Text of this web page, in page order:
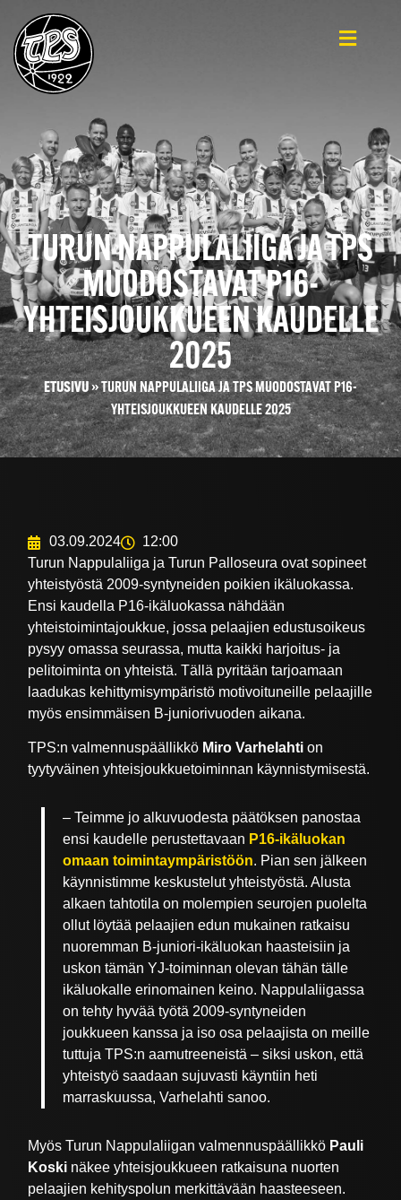
TURUN NAPPULALIIGA JA TPS
MUODOSTAVAT P16-
YHTEISJOUKKUEEN KAUDELLE
2025
ETUSIVU»TURUN NAPPULALIIGA JA TPS MUODOSTAVAT P16-
YHTEISJOUKKUEEN KAUDELLE 2025
03.09.2024
12:00
Turun Nappulaliiga ja Turun Palloseura ovat sopineet
yhteistyöstä 2009-syntyneiden poikien ikäluokassa.
Ensi kaudella P16-ikäluokassa nähdään
yhteistoimintajoukkue, jossa pelaajien edustusoikeus
pysyy omassa seurassa, mutta kaikki harjoitus- ja
pelitoiminta on yhteistä. Tällä pyritään tarjoamaan
laadukas kehittymisympäristö motivoituneille pelaajille
myös ensimmäisen B-juniorivuoden aikana.
TPS:n valmennuspäällikkö Miro Varhelahti on
tyytyväinen yhteisjoukkuetoiminnan käynnistymisestä.
– Teimme jo alkuvuodesta päätöksen panostaa
ensi kaudelle perustettavaan P16-ikäluokan
omaan toimintaympäristöön. Pian sen jälkeen
käynnistimme keskustelut yhteistyöstä. Alusta
alkaen tahtotila on molempien seurojen puolelta
ollut löytää pelaajien edun mukainen ratkaisu
nuoremman B-juniori-ikäluokan haasteisiin ja
uskon tämän YJ-toiminnan olevan tähän tälle
ikäluokalle erinomainen keino. Nappulaliigassa
on tehty hyvää työtä 2009-syntyneiden
joukkueen kanssa ja iso osa pelaajista on meille
tuttuja TPS:n aamutreeneistä – siksi uskon, että
yhteistyö saadaan sujuvasti käyntiin heti
marraskuussa, Varhelahti sanoo.
Myös Turun Nappulaliigan valmennuspäällikkö Pauli
Koski näkee yhteisjoukkueen ratkaisuna nuorten
pelaajien kehityspolun merkittävään haasteeseen.